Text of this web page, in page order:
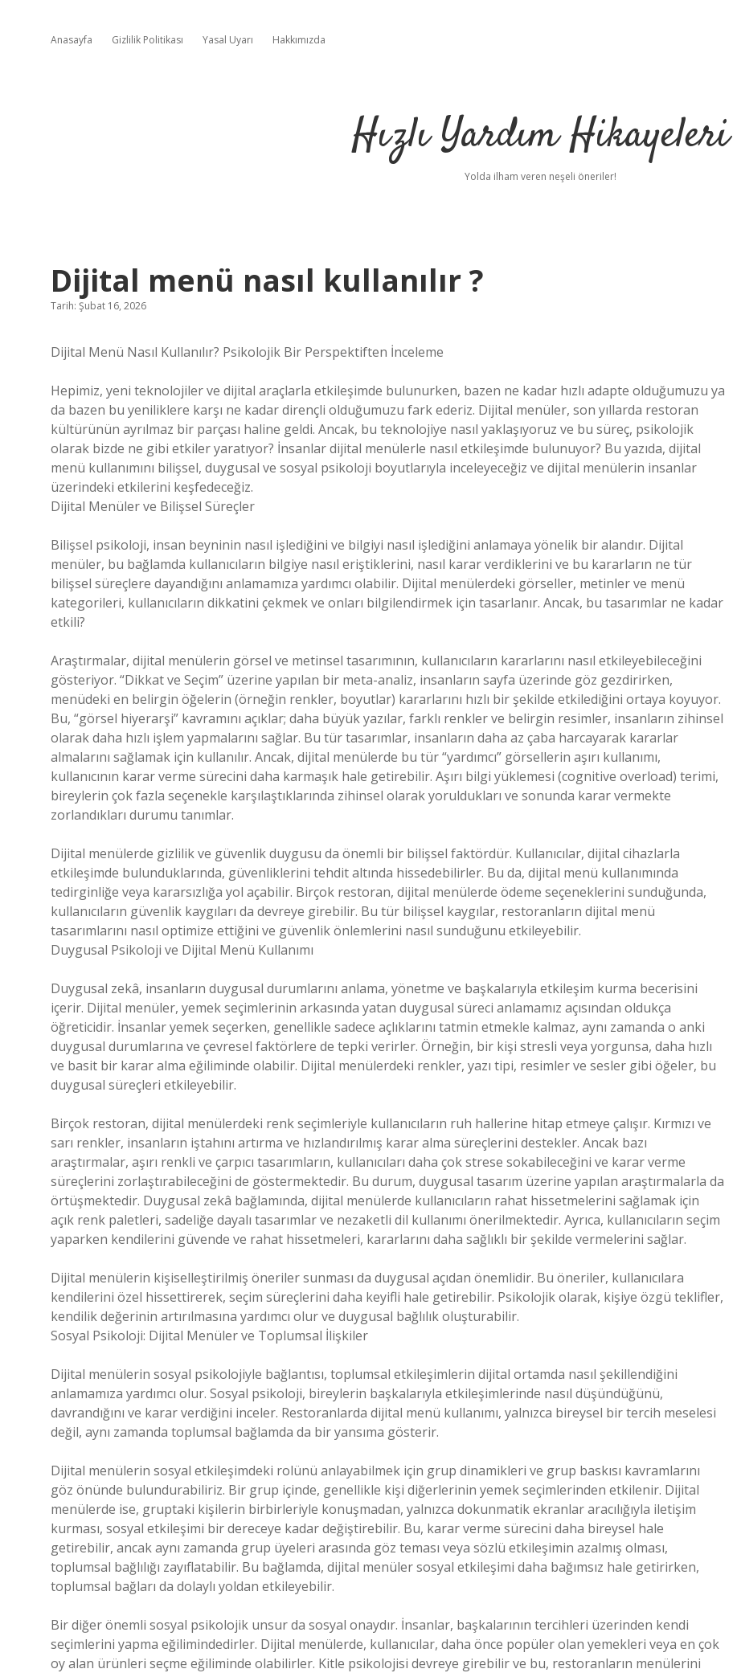
Anasayfa Gizlilik Politikası Yasal Uyarı Hakkımızda
Hızlı Yardım Hikayeleri
Yolda ilham veren neşeli öneriler!
Dijital menü nasıl kullanılır ?
Tarih: Şubat 16, 2026
Dijital Menü Nasıl Kullanılır? Psikolojik Bir Perspektiften İnceleme
Hepimiz, yeni teknolojiler ve dijital araçlarla etkileşimde bulunurken, bazen ne kadar hızlı adapte olduğumuzu ya
da bazen bu yeniliklere karşı ne kadar dirençli olduğumuzu fark ederiz. Dijital menüler, son yıllarda restoran
kültürünün ayrılmaz bir parçası haline geldi. Ancak, bu teknolojiye nasıl yaklaşıyoruz ve bu süreç, psikolojik
olarak bizde ne gibi etkiler yaratıyor? İnsanlar dijital menülerle nasıl etkileşimde bulunuyor? Bu yazıda, dijital
menü kullanımını bilişsel, duygusal ve sosyal psikoloji boyutlarıyla inceleyeceğiz ve dijital menülerin insanlar
üzerindeki etkilerini keşfedeceğiz.
Dijital Menüler ve Bilişsel Süreçler
Bilişsel psikoloji, insan beyninin nasıl işlediğini ve bilgiyi nasıl işlediğini anlamaya yönelik bir alandır. Dijital
menüler, bu bağlamda kullanıcıların bilgiye nasıl eriştiklerini, nasıl karar verdiklerini ve bu kararların ne tür
bilişsel süreçlere dayandığını anlamamıza yardımcı olabilir. Dijital menülerdeki görseller, metinler ve menü
kategorileri, kullanıcıların dikkatini çekmek ve onları bilgilendirmek için tasarlanır. Ancak, bu tasarımlar ne kadar
etkili?
Araştırmalar, dijital menülerin görsel ve metinsel tasarımının, kullanıcıların kararlarını nasıl etkileyebileceğini
gösteriyor. “Dikkat ve Seçim” üzerine yapılan bir meta-analiz, insanların sayfa üzerinde göz gezdirirken,
menüdeki en belirgin öğelerin (örneğin renkler, boyutlar) kararlarını hızlı bir şekilde etkilediğini ortaya koyuyor.
Bu, “görsel hiyerarşi” kavramını açıklar; daha büyük yazılar, farklı renkler ve belirgin resimler, insanların zihinsel
olarak daha hızlı işlem yapmalarını sağlar. Bu tür tasarımlar, insanların daha az çaba harcayarak kararlar
almalarını sağlamak için kullanılır. Ancak, dijital menülerde bu tür “yardımcı” görsellerin aşırı kullanımı,
kullanıcının karar verme sürecini daha karmaşık hale getirebilir. Aşırı bilgi yüklemesi (cognitive overload) terimi,
bireylerin çok fazla seçenekle karşılaştıklarında zihinsel olarak yoruldukları ve sonunda karar vermekte
zorlandıkları durumu tanımlar.
Dijital menülerde gizlilik ve güvenlik duygusu da önemli bir bilişsel faktördür. Kullanıcılar, dijital cihazlarla
etkileşimde bulunduklarında, güvenliklerini tehdit altında hissedebilirler. Bu da, dijital menü kullanımında
tedirginliğe veya kararsızlığa yol açabilir. Birçok restoran, dijital menülerde ödeme seçeneklerini sunduğunda,
kullanıcıların güvenlik kaygıları da devreye girebilir. Bu tür bilişsel kaygılar, restoranların dijital menü
tasarımlarını nasıl optimize ettiğini ve güvenlik önlemlerini nasıl sunduğunu etkileyebilir.
Duygusal Psikoloji ve Dijital Menü Kullanımı
Duygusal zekâ, insanların duygusal durumlarını anlama, yönetme ve başkalarıyla etkileşim kurma becerisini
içerir. Dijital menüler, yemek seçimlerinin arkasında yatan duygusal süreci anlamamız açısından oldukça
öğreticidir. İnsanlar yemek seçerken, genellikle sadece açlıklarını tatmin etmekle kalmaz, aynı zamanda o anki
duygusal durumlarına ve çevresel faktörlere de tepki verirler. Örneğin, bir kişi stresli veya yorgunsa, daha hızlı
ve basit bir karar alma eğiliminde olabilir. Dijital menülerdeki renkler, yazı tipi, resimler ve sesler gibi öğeler, bu
duygusal süreçleri etkileyebilir.
Birçok restoran, dijital menülerdeki renk seçimleriyle kullanıcıların ruh hallerine hitap etmeye çalışır. Kırmızı ve
sarı renkler, insanların iştahını artırma ve hızlandırılmış karar alma süreçlerini destekler. Ancak bazı
araştırmalar, aşırı renkli ve çarpıcı tasarımların, kullanıcıları daha çok strese sokabileceğini ve karar verme
süreçlerini zorlaştırabileceğini de göstermektedir. Bu durum, duygusal tasarım üzerine yapılan araştırmalarla da
örtüşmektedir. Duygusal zekâ bağlamında, dijital menülerde kullanıcıların rahat hissetmelerini sağlamak için
açık renk paletleri, sadeliğe dayalı tasarımlar ve nezaketli dil kullanımı önerilmektedir. Ayrıca, kullanıcıların seçim
yaparken kendilerini güvende ve rahat hissetmeleri, kararlarını daha sağlıklı bir şekilde vermelerini sağlar.
Dijital menülerin kişiselleştirilmiş öneriler sunması da duygusal açıdan önemlidir. Bu öneriler, kullanıcılara
kendilerini özel hissettirerek, seçim süreçlerini daha keyifli hale getirebilir. Psikolojik olarak, kişiye özgü teklifler,
kendilik değerinin artırılmasına yardımcı olur ve duygusal bağlılık oluşturabilir.
Sosyal Psikoloji: Dijital Menüler ve Toplumsal İlişkiler
Dijital menülerin sosyal psikolojiyle bağlantısı, toplumsal etkileşimlerin dijital ortamda nasıl şekillendiğini
anlamamıza yardımcı olur. Sosyal psikoloji, bireylerin başkalarıyla etkileşimlerinde nasıl düşündüğünü,
davrandığını ve karar verdiğini inceler. Restoranlarda dijital menü kullanımı, yalnızca bireysel bir tercih meselesi
değil, aynı zamanda toplumsal bağlamda da bir yansıma gösterir.
Dijital menülerin sosyal etkileşimdeki rolünü anlayabilmek için grup dinamikleri ve grup baskısı kavramlarını
göz önünde bulundurabiliriz. Bir grup içinde, genellikle kişi diğerlerinin yemek seçimlerinden etkilenir. Dijital
menülerde ise, gruptaki kişilerin birbirleriyle konuşmadan, yalnızca dokunmatik ekranlar aracılığıyla iletişim
kurması, sosyal etkileşimi bir dereceye kadar değiştirebilir. Bu, karar verme sürecini daha bireysel hale
getirebilir, ancak aynı zamanda grup üyeleri arasında göz teması veya sözlü etkileşimin azalmış olması,
toplumsal bağlılığı zayıflatabilir. Bu bağlamda, dijital menüler sosyal etkileşimi daha bağımsız hale getirirken,
toplumsal bağları da dolaylı yoldan etkileyebilir.
Bir diğer önemli sosyal psikolojik unsur da sosyal onaydır. İnsanlar, başkalarının tercihleri üzerinden kendi
seçimlerini yapma eğilimindedirler. Dijital menülerde, kullanıcılar, daha önce popüler olan yemekleri veya en çok
oy alan ürünleri seçme eğiliminde olabilirler. Kitle psikolojisi devreye girebilir ve bu, restoranların menülerini